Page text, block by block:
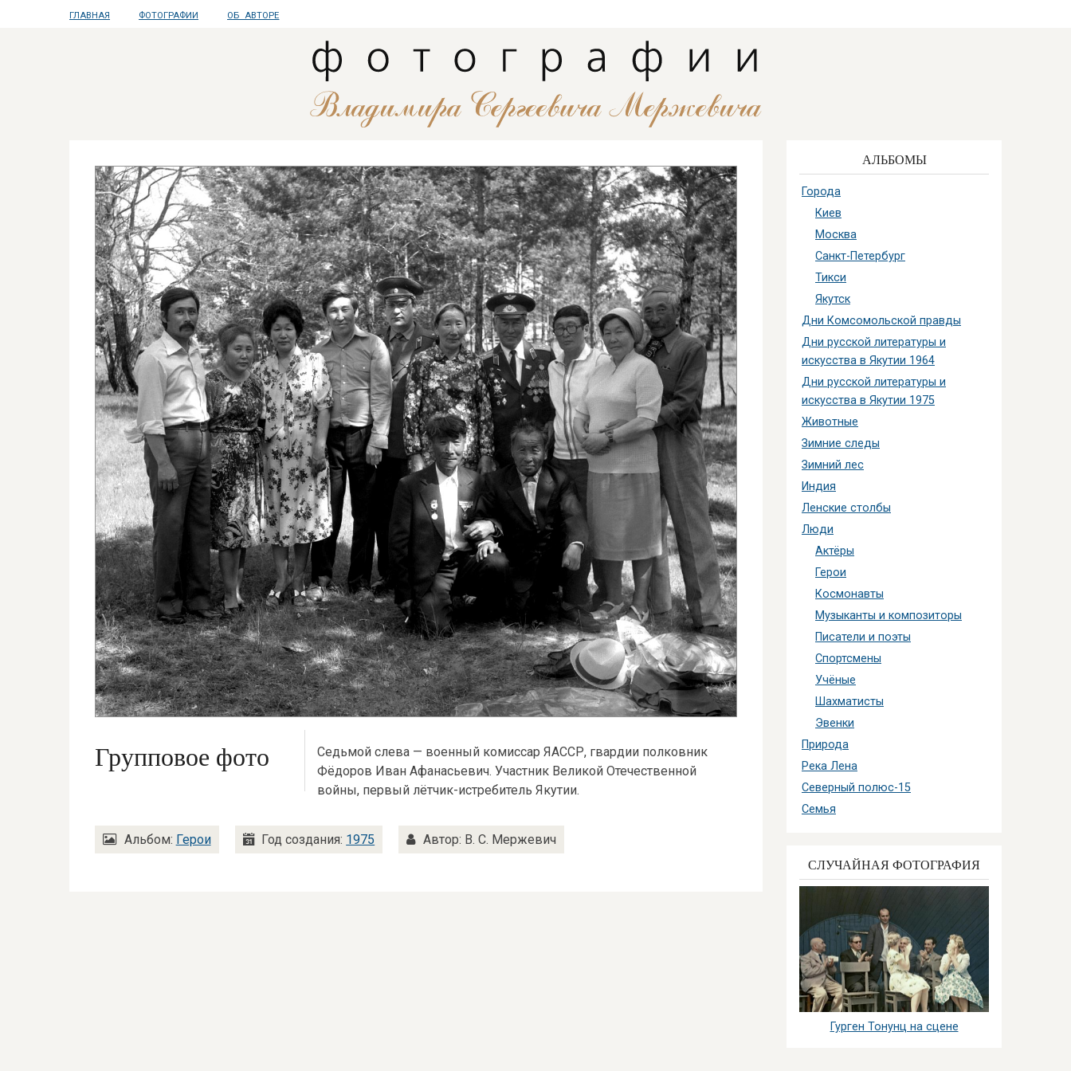
ГЛАВНАЯ ФОТОГРАФИИ ОБ АВТОРЕ
Групповое фото
Седьмой слева — военный комиссар ЯАССР, гвардии полковник
Фёдоров Иван Афанасьевич. Участник Великой Отечественной
войны, первый лётчик-истребитель Якутии.
Альбом: Герои Год создания: 1975 Автор: В. С. Мержевич
АЛЬБОМЫ
Города
Киев
Москва
Санкт-Петербург
Тикси
Якутск
Дни Комсомольской правды
Дни русской литературы и
искусства в Якутии 1964
Дни русской литературы и
искусства в Якутии 1975
Животные
Зимние следы
Зимний лес
Индия
Ленские столбы
Люди
Актёры
Герои
Космонавты
Музыканты и композиторы
Писатели и поэты
Спортсмены
Учёные
Шахматисты
Эвенки
Природа
Река Лена
Северный полюс-15
Семья
СЛУЧАЙНАЯ ФОТОГРАФИЯ
Гурген Тонунц на сцене